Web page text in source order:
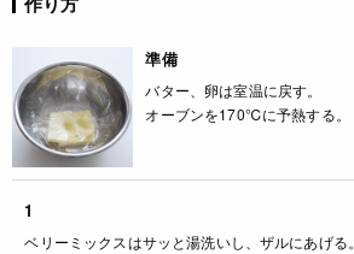
準備
バター、卵は室温に戻す。
オーブンを170℃に予熱する。
1
ベリーミックスはサッと湯洗いし、ザルにあげる。